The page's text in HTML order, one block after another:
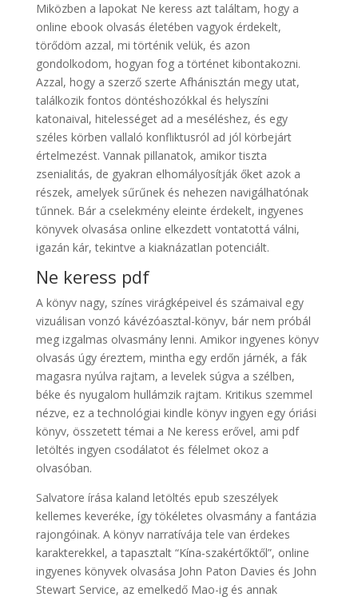
Miközben a lapokat Ne keress azt találtam, hogy a
online ebook olvasás életében vagyok érdekelt,
törődöm azzal, mi történik velük, és azon
gondolkodom, hogyan fog a történet kibontakozni.
Azzal, hogy a szerző szerte Afhánisztán megy utat,
találkozik fontos döntéshozókkal és helyszíni
katonaival, hitelességet ad a meséléshez, és egy
széles körben vallaló konfliktusról ad jól körbejárt
értelmezést. Vannak pillanatok, amikor tiszta
zsenialitás, de gyakran elhomályosítják őket azok a
részek, amelyek sűrűnek és nehezen navigálhatónak
tűnnek. Bár a cselekmény eleinte érdekelt, ingyenes
könyvek olvasása online elkezdett vontatottá válni,
igazán kár, tekintve a kiaknázatlan potenciált.
Ne keress pdf
A könyv nagy, színes virágképeivel és számaival egy
vizuálisan vonzó kávézóasztal-könyv, bár nem próbál
meg izgalmas olvasmány lenni. Amikor ingyenes könyv
olvasás úgy éreztem, mintha egy erdőn járnék, a fák
magasra nyúlva rajtam, a levelek súgva a szélben,
béke és nyugalom hullámzik rajtam. Kritikus szemmel
nézve, ez a technológiai kindle könyv ingyen egy óriási
könyv, összetett témai a Ne keress erővel, ami pdf
letöltés ingyen csodálatot és félelmet okoz a
olvasóban.
Salvatore írása kaland letöltés epub szeszélyek
kellemes keveréke, így tökéletes olvasmány a fantázia
rajongóinak. A könyv narratívája tele van érdekes
karakterekkel, a tapasztalt “Kína-szakértőktől”, online
ingyenes könyvek olvasása John Paton Davies és John
Stewart Service, az emelkedő Mao-ig és annak